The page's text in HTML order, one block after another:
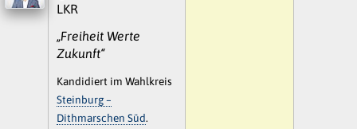
LKR
„Freiheit Werte
Zukunft“
Kandidiert im Wahlkreis
Steinburg –
Dithmarschen Süd.